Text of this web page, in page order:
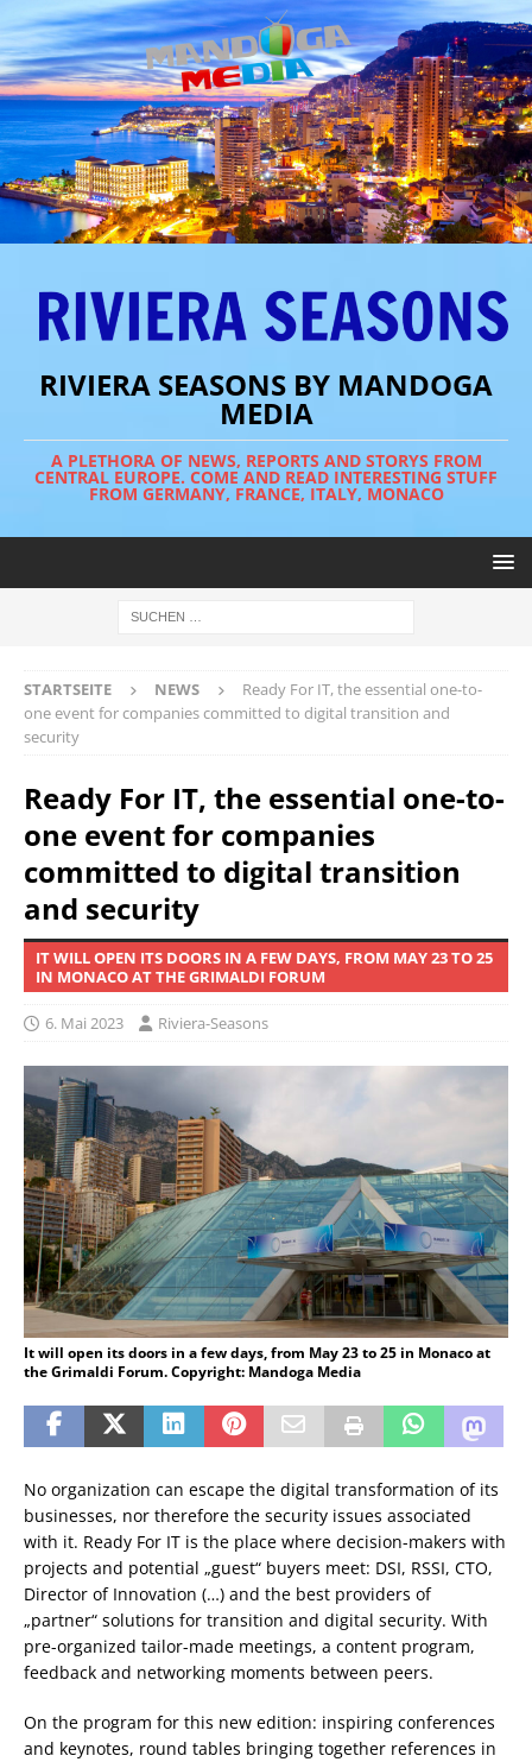
RIVIERA SEASONS BY MANDOGA
MEDIA
A PLETHORA OF NEWS, REPORTS AND STORYS FROM
CENTRAL EUROPE. COME AND READ INTERESTING STUFF
FROM GERMANY, FRANCE, ITALY, MONACO
STARTSEITE NEWS
Ready For IT, the essential one-to-
one event for companies committed to digital transition and
security
Ready For IT, the essential one-to-
one event for companies
committed to digital transition
and security
IT WILL OPEN ITS DOORS IN A FEW DAYS, FROM MAY 23 TO 25
IN MONACO AT THE GRIMALDI FORUM
6. Mai 2023 Riviera-Seasons
It will open its doors in a few days, from May 23 to 25 in Monaco at
the Grimaldi Forum. Copyright: Mandoga Media
No organization can escape the digital transformation of its
businesses, nor therefore the security issues associated
with it. Ready For IT is the place where decision-makers with
projects and potential „guest“ buyers meet: DSI, RSSI, CTO,
Director of Innovation (…) and the best providers of
„partner“ solutions for transition and digital security. With
pre-organized tailor-made meetings, a content program,
feedback and networking moments between peers.
On the program for this new edition: inspiring conferences
and keynotes, round tables bringing together references in